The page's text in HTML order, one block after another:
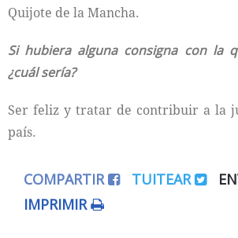
Quijote de la Mancha.
Si hubiera alguna consigna con la
¿cuál sería?
Ser feliz y tratar de contribuir a la
país.
COMPARTIR TUITEAR
IMPRIMIR